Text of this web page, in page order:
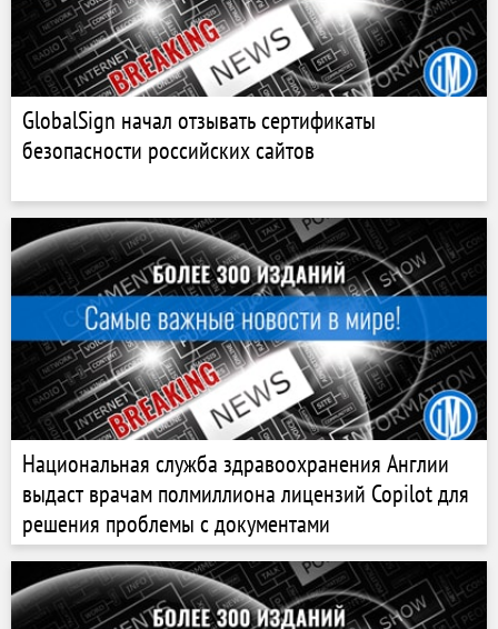
GlobalSign начал отзывать сертификаты
безопасности российских сайтов
Национальная служба здравоохранения Англии
выдаст врачам полмиллиона лицензий Copilot для
решения проблемы с документами